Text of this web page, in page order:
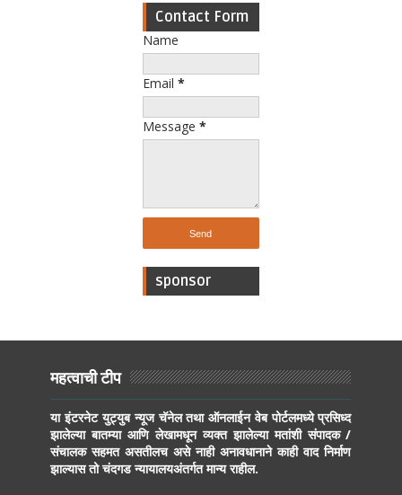
Contact Form
Name
Email *
Message *
sponsor
महत्वाची टीप
या इंटरनेट युट्युब न्यूज चॅनेल तथा ऑनलाईन वेब पोर्टलमध्ये प्रसिध्द
झालेल्या बातम्या आणि लेखामधून व्यक्त झालेल्या मतांशी संपादक /
संचालक सहमत असतीलच असे नाही अनावधानाने काही वाद निर्माण
झाल्यास तो चंदगड न्यायालयअंतर्गत मान्य राहील.